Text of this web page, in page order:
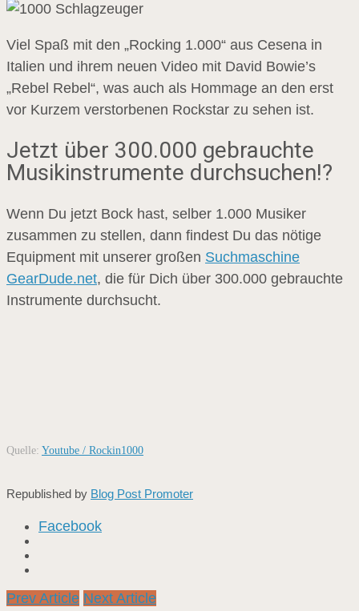
Viel Spaß mit den „Rocking 1.000“ aus Cesena in
Italien und ihrem neuen Video mit David Bowie’s
„Rebel Rebel“, was auch als Hommage an den erst
vor Kurzem verstorbenen Rockstar zu sehen ist.
Jetzt über 300.000 gebrauchte
Musikinstrumente durchsuchen!?
Wenn Du jetzt Bock hast, selber 1.000 Musiker
zusammen zu stellen, dann findest Du das nötige
Equipment mit unserer großen Suchmaschine
GearDude.net, die für Dich über 300.000 gebrauchte
Instrumente durchsucht.
Quelle: Youtube / Rockin1000
Republished by Blog Post Promoter
Facebook
Prev Article Next Article